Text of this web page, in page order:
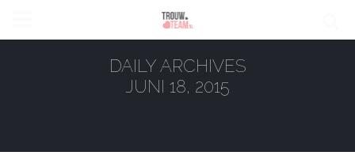
DAILY ARCHIVES
JUNI 18, 2015